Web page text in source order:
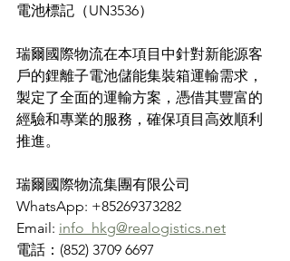
電池標記（UN3536）
瑞爾國際物流在本項目中針對新能源客
戶的鋰離子電池儲能集裝箱運輸需求，
製定了全面的運輸方案，憑借其豐富的
經驗和專業的服務，確保項目高效順利
推進。
瑞爾國際物流集團有限公司
WhatsApp: +85269373282
Email: info_hkg@realogistics.net
電話：(852) 3709 6697